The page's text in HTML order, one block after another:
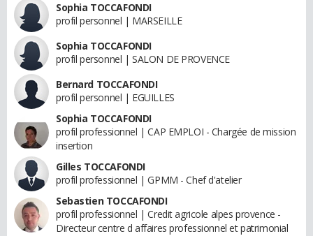
Sophia TOCCAFONDI
profil personnel | MARSEILLE
Sophia TOCCAFONDI
profil personnel | SALON DE PROVENCE
Bernard TOCCAFONDI
profil personnel | EGUILLES
Sophia TOCCAFONDI
profil professionnel | CAP EMPLOI - Chargée de mission
insertion
Gilles TOCCAFONDI
profil professionnel | GPMM - Chef d'atelier
Sebastien TOCCAFONDI
profil professionnel | Credit agricole alpes provence -
Directeur centre d affaires professionnel et patrimonial